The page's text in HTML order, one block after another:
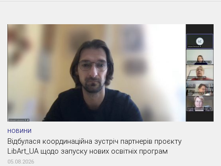
НОВИНИ
Відбулася координаційна зустріч партнерів проєкту
LibArt_UA щодо запуску нових освітніх програм
05.08.2026